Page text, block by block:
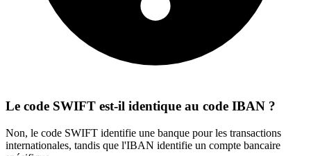
Le code SWIFT est-il identique au code IBAN ?
Non, le code SWIFT identifie une banque pour les transactions
internationales, tandis que l'IBAN identifie un compte bancaire